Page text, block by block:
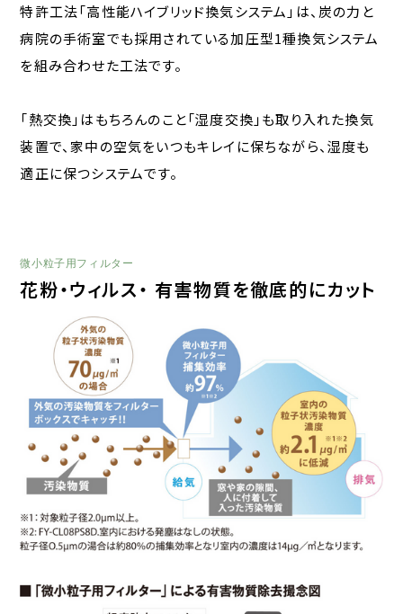
特許工法「高性能ハイブリッド換気システム」は、 炭の力と
病院の手術室でも採用されている加圧型1種換気システム
を組み合わせた工法です。
「熱交換」はもちろんのこと「湿度交換」も取り入れた換気
装置で、 家中の空気をいつもキレイに保ちながら、湿度も
適正に保つシステムです。
微小粒子用フィルター
花粉・ウィルス・ 有害物質を徹底的にカット